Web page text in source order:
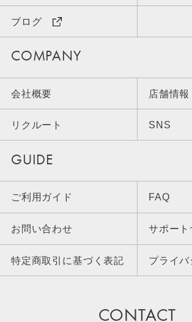
ブログ
COMPANY
会社概要 店舗情報
リクルート SNS
GUIDE
ご利用ガイド FAQ
お問い合わせ サポート
特定商取引に基づく表記 プライ
CONTACT